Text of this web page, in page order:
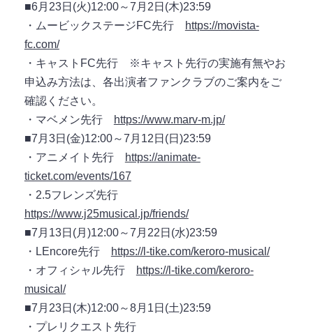
■6月23日(火)12:00～7月2日(木)23:59
・ムービックステージFC先行
https://movista-
fc.com/
・キャストFC先行 ※キャスト先行の実施有無やお
申込み方法は、各出演者ファンクラブのご案内をご
確認ください。
・マベメン先行
https://www.marv-m.jp/
■7月3日(金)12:00～7月12日(日)23:59
・アニメイト先行
https://animate-
ticket.com/events/167
・2.5フレンズ先行
https://www.j25musical.jp/friends/
■7月13日(月)12:00～7月22日(水)23:59
・LEncore先行
https://l-tike.com/keroro-musical/
・オフィシャル先行
https://l-tike.com/keroro-
musical/
■7月23日(木)12:00～8月1日(土)23:59
・プレリクエスト先行